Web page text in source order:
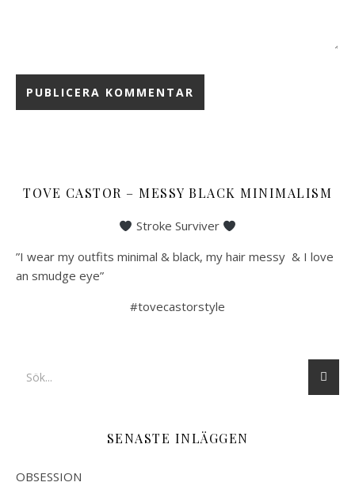
TOVE CASTOR – MESSY BLACK MINIMALISM
Stroke Surviver
”I wear my outfits minimal & black, my hair messy & I love
an smudge eye”
#tovecastorstyle
SENASTE INLÄGGEN
OBSESSION